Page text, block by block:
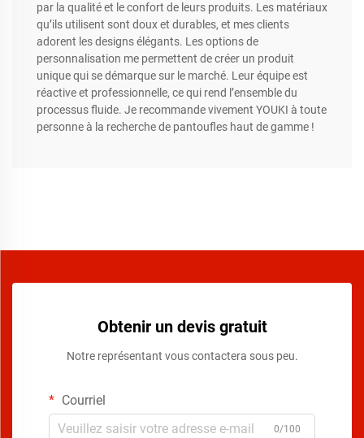
par la qualité et le confort de leurs produits. Les matériaux
qu’ils utilisent sont doux et durables, et mes clients
adorent les designs élégants. Les options de
personnalisation me permettent de créer un produit
unique qui se démarque sur le marché. Leur équipe est
réactive et professionnelle, ce qui rend l’ensemble du
processus fluide. Je recommande vivement YOUKI à toute
personne à la recherche de pantoufles haut de gamme !
Obtenir un devis gratuit
Notre représentant vous contactera sous peu.
Courriel
0/100